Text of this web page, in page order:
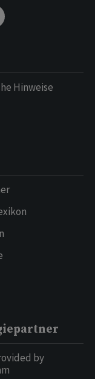
Hinweise
by